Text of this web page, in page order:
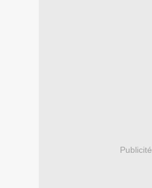
Publicité